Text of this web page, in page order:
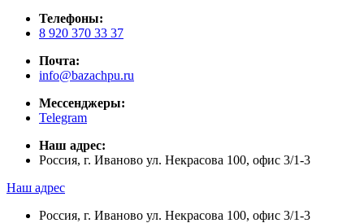
Телефоны:
8 920 370 33 37
Почта:
info@bazachpu.ru
Мессенджеры:
Telegram
Наш адрес:
Россия, г. Иваново ул. Некрасова 100, офис 3/1-3
Наш адрес
Россия, г. Иваново ул. Некрасова 100, офис 3/1-3